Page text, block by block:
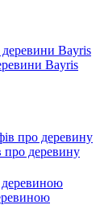
Bayris
про деревину